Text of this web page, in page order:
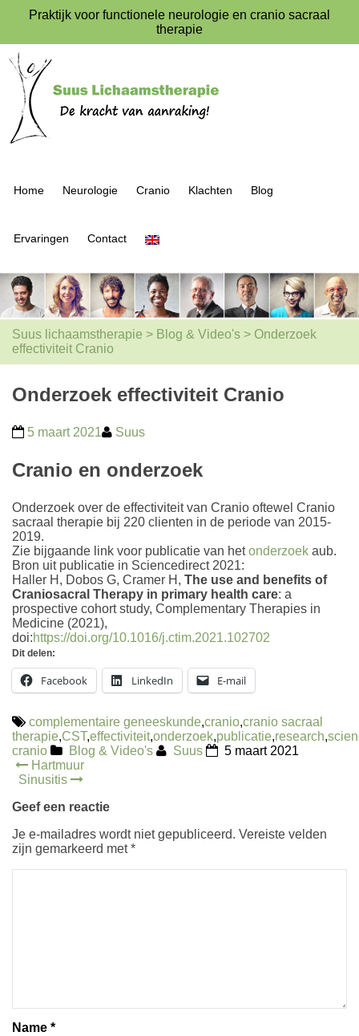
Praktijk voor functionele neurologie en cranio sacraal
therapie
Home Neurologie Cranio Klachten Blog
Ervaringen Contact
Suus lichaamstherapie > Blog & Video's > Onderzoek
effectiviteit Cranio
Onderzoek effectiviteit Cranio
5 maart 2021 Suus
Cranio en onderzoek
Onderzoek over de effectiviteit van Cranio oftewel Cranio
sacraal therapie bij 220 clienten in de periode van 2015-
2019.
Zie bijgaande link voor publicatie van hetonderzoek aub.
Bron uit publicatie in Sciencedirect 2021:
Haller H, Dobos G, Cramer H, The use and benefits of
Craniosacral Therapy in primary health care: a
prospective cohort study, Complementary Therapies in
Medicine (2021),
doi:https://doi.org/10.1016/j.ctim.2021.102702
Dit delen:
Facebook LinkedIn E-mail
complementaire geneeskunde,cranio,cranio sacraal
therapie,CST,effectiviteit,onderzoek,publicatie,research,
cranio
Blog & Video's Suus 5 maart 2021
Post
navigation
Hartmuur
Sinusitis
Geef een reactie
Je e-mailadres wordt niet gepubliceerd. Vereiste velden
zijn gemarkeerd met*
Name *